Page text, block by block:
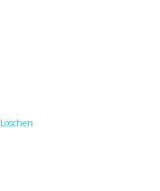
Löschen